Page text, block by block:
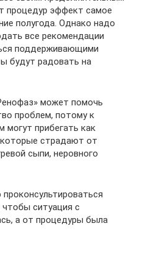
процедур эффект самое
полугода. Однако надо
все рекомендации
поддерживающими
будут радовать на
может помочь
проблем, потому к
могут прибегать как
страдают от
сыпи, неровного
ситуация с
а от процедуры была